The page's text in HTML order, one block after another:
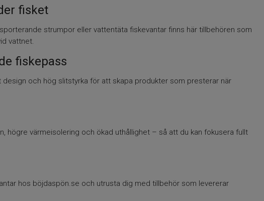
fisket
strumpor eller vattentäta fiskevantar finns här tillbehören som
vattnet.
fiskepass
och hög slitstyrka för att skapa produkter som presterar när
högre värmeisolering och ökad uthållighet – så att du kan fokusera fullt
hos böjdaspön.se och utrusta dig med tillbehör som levererar